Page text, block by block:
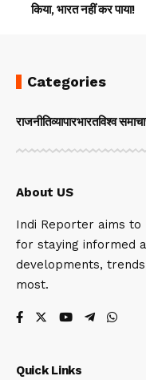
किया, भारत नहीं कर पाया!
Categories
राजनीतिव्यापारभारतविश्व
About US
Indi Reporter aims
for staying informed
developments,
most.
Quick Links